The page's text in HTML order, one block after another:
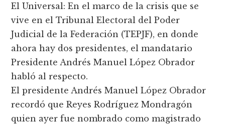
El Universal: En el marco de la crisis que se
vive en el Tribunal Electoral del Poder
Judicial de la Federación (TEPJF), en donde
ahora hay dos presidentes, el mandatario
Presidente Andrés Manuel López Obrador
habló al respecto.
El presidente Andrés Manuel López Obrador
recordó que Reyes Rodríguez Mondragón
quien ayer fue nombrado como magistrado